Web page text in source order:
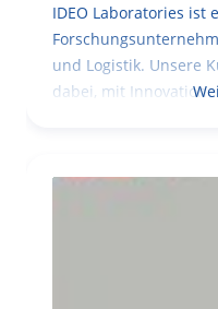
IDEO Laboratories ist
und Logistik. Unsere
dabei, mit